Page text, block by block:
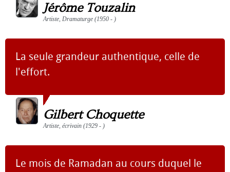
Jérôme Touzalin
Artiste, Dramaturge (1950 - )
La seule grandeur authentique, celle de
l'effort.
Gilbert Choquette
Artiste, écrivain (1929 - )
Le mois de Ramadan au cours duquel le